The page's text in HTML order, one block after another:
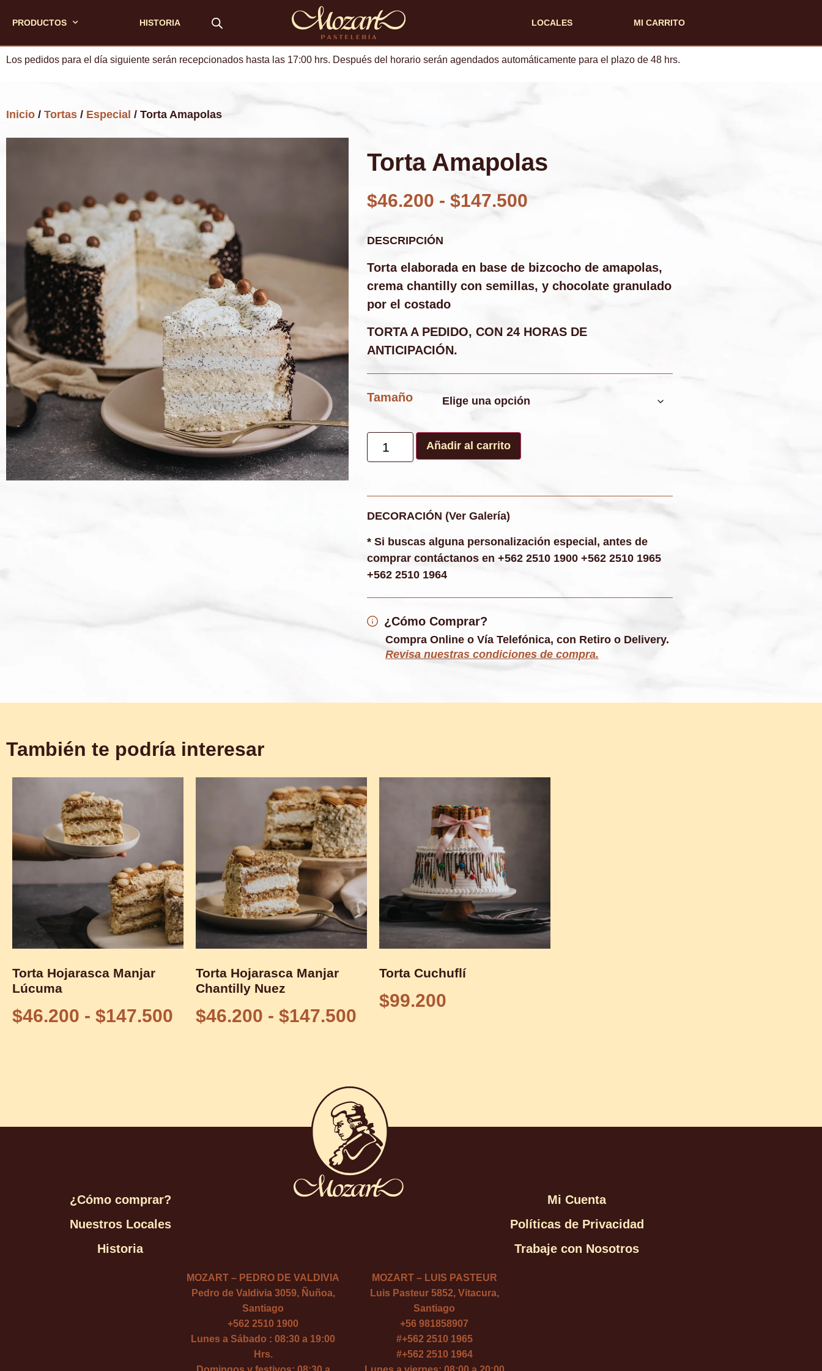
PRODUCTOS HISTORIA LOCALES MI CARRITO
Los pedidos para el día siguiente serán recepcionados hasta las 17:00 hrs. Después del horario serán agendados automáticamente para el plazo de 48 hrs.
Inicio / Tortas / Especial / Torta Amapolas
Torta Amapolas
$46.200 - $147.500
DESCRIPCIÓN
Torta elaborada en base de bizcocho de amapolas,
crema chantilly con semillas, y chocolate granulado
por el costado
TORTA A PEDIDO, CON 24 HORAS DE
ANTICIPACIÓN.
Tamaño
Añadir al carrito
DECORACIÓN (Ver Galería)
* Si buscas alguna personalización especial, antes de
comprar contáctanos en +562 2510 1900 +562 2510 1965
+562 2510 1964
¿Cómo Comprar?
Compra Online o Vía Telefónica, con Retiro o Delivery.
Revisa nuestras condiciones de compra.
También te podría interesar
Torta Hojarasca Manjar
Lúcuma
$46.200 - $147.500
Torta Hojarasca Manjar
Chantilly Nuez
$46.200 - $147.500
Torta Cuchuflí
$99.200
¿Cómo comprar?
Nuestros Locales
Historia
Mi Cuenta
Políticas de Privacidad
Trabaje con Nosotros
MOZART – PEDRO DE VALDIVIA
Pedro de Valdivia 3059, Ñuñoa,
Santiago
+562 2510 1900
Lunes a Sábado : 08:30 a 19:00
Hrs.
MOZART – LUIS PASTEUR
Luis Pasteur 5852, Vitacura,
Santiago
+56 981858907
#+562 2510 1965
#+562 2510 1964